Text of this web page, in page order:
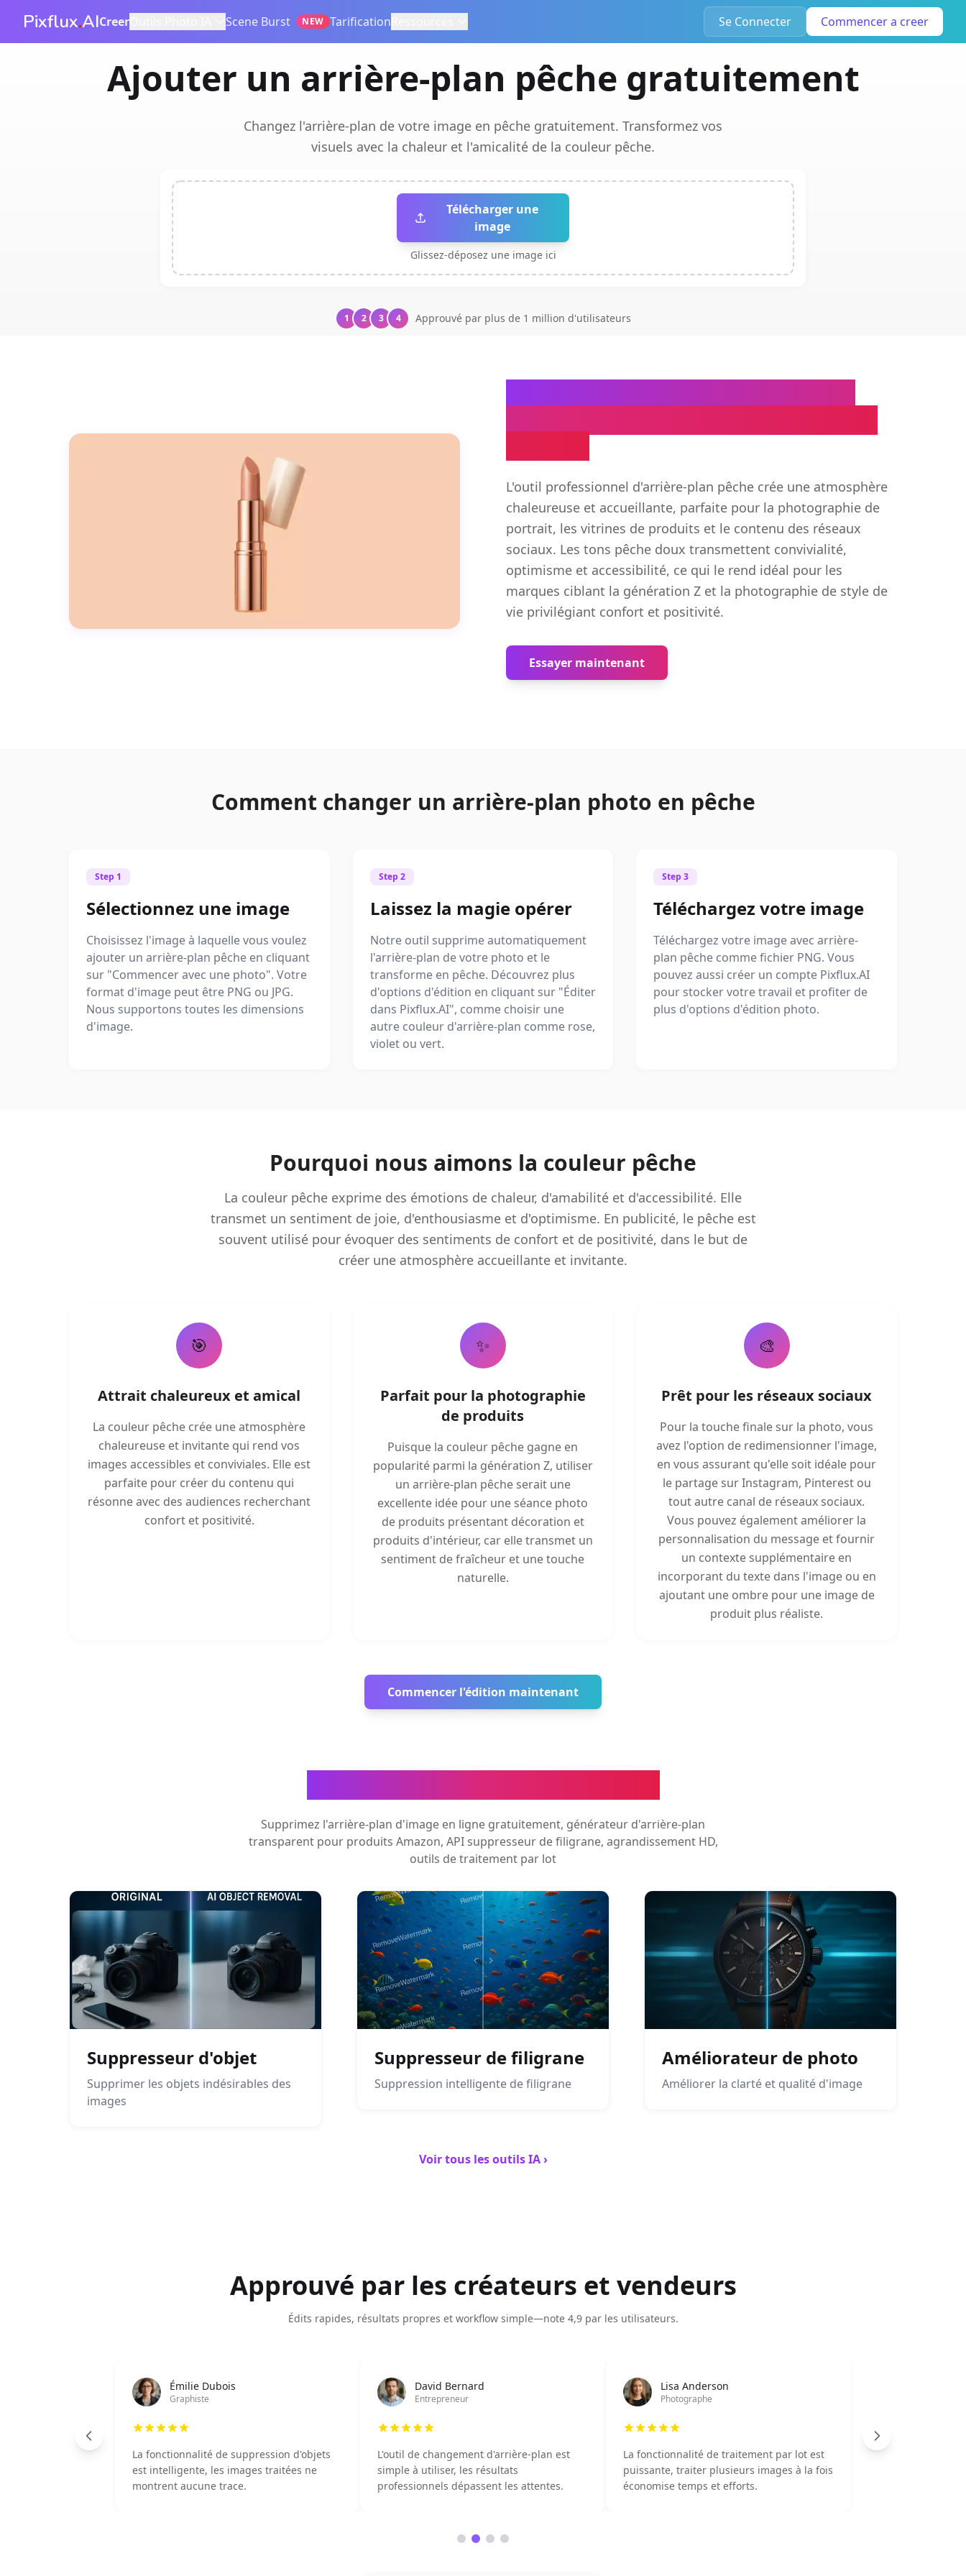
Pixflux.AICreer Scene Burst NEW Tarification Se Connecter Commencer a creer
Ajouter un arrière-plan pêche gratuitement
Changez l'arrière-plan de votre image en pêche gratuitement. Transformez vos
visuels avec la chaleur et l'amicalité de la couleur pêche.
Télécharger une
image
Glissez-déposez une image ici
1 2 3 4 Approuvé par plus de 1 million d'utilisateurs
L'outil professionnel d'arrière-plan pêche crée une atmosphère
chaleureuse et accueillante, parfaite pour la photographie de
portrait, les vitrines de produits et le contenu des réseaux
sociaux. Les tons pêche doux transmettent convivialité,
optimisme et accessibilité, ce qui le rend idéal pour les
marques ciblant la génération Z et la photographie de style de
vie privilégiant confort et positivité.
Essayer maintenant
Comment changer un arrière-plan photo en pêche
Step 1
Sélectionnez une image
Choisissez l'image à laquelle vous voulez
ajouter un arrière-plan pêche en cliquant
sur "Commencer avec une photo". Votre
format d'image peut être PNG ou JPG.
Nous supportons toutes les dimensions
d'image.
Step 2
Laissez la magie opérer
Notre outil supprime automatiquement
l'arrière-plan de votre photo et le
transforme en pêche. Découvrez plus
d'options d'édition en cliquant sur "Éditer
dans Pixflux.AI", comme choisir une
autre couleur d'arrière-plan comme rose,
violet ou vert.
Step 3
Téléchargez votre image
Téléchargez votre image avec arrière-
plan pêche comme fichier PNG. Vous
pouvez aussi créer un compte Pixflux.AI
pour stocker votre travail et profiter de
plus d'options d'édition photo.
Pourquoi nous aimons la couleur pêche
La couleur pêche exprime des émotions de chaleur, d'amabilité et d'accessibilité. Elle
transmet un sentiment de joie, d'enthousiasme et d'optimisme. En publicité, le pêche est
souvent utilisé pour évoquer des sentiments de confort et de positivité, dans le but de
créer une atmosphère accueillante et invitante.
🎯
Attrait chaleureux et amical
La couleur pêche crée une atmosphère
chaleureuse et invitante qui rend vos
images accessibles et conviviales. Elle est
parfaite pour créer du contenu qui
résonne avec des audiences recherchant
confort et positivité.
✨
Parfait pour la photographie
de produits
Puisque la couleur pêche gagne en
popularité parmi la génération Z, utiliser
un arrière-plan pêche serait une
excellente idée pour une séance photo
de produits présentant décoration et
produits d'intérieur, car elle transmet un
sentiment de fraîcheur et une touche
naturelle.
🎨
Prêt pour les réseaux sociaux
Pour la touche finale sur la photo, vous
avez l'option de redimensionner l'image,
en vous assurant qu'elle soit idéale pour
le partage sur Instagram, Pinterest ou
tout autre canal de réseaux sociaux.
Vous pouvez également améliorer la
personnalisation du message et fournir
un contexte supplémentaire en
incorporant du texte dans l'image ou en
ajoutant une ombre pour une image de
produit plus réaliste.
Commencer l'édition maintenant
Supprimez l'arrière-plan d'image en ligne gratuitement, générateur d'arrière-plan
transparent pour produits Amazon, API suppresseur de filigrane, agrandissement HD,
outils de traitement par lot
Suppresseur d'objet
Supprimer les objets indésirables des
images
Suppresseur de filigrane
Suppression intelligente de filigrane
Améliorateur de photo
Améliorer la clarté et qualité d'image
Voir tous les outils IA ›
Approuvé par les créateurs et vendeurs
Édits rapides, résultats propres et workflow simple—note 4,9 par les utilisateurs.
Émilie Dubois
Graphiste
La fonctionnalité de suppression d'objets
est intelligente, les images traitées ne
montrent aucune trace.
David Bernard
Entrepreneur
L'outil de changement d'arrière-plan est
simple à utiliser, les résultats
professionnels dépassent les attentes.
Lisa Anderson
Photographe
La fonctionnalité de traitement par lot est
puissante, traiter plusieurs images à la fois
économise temps et efforts.